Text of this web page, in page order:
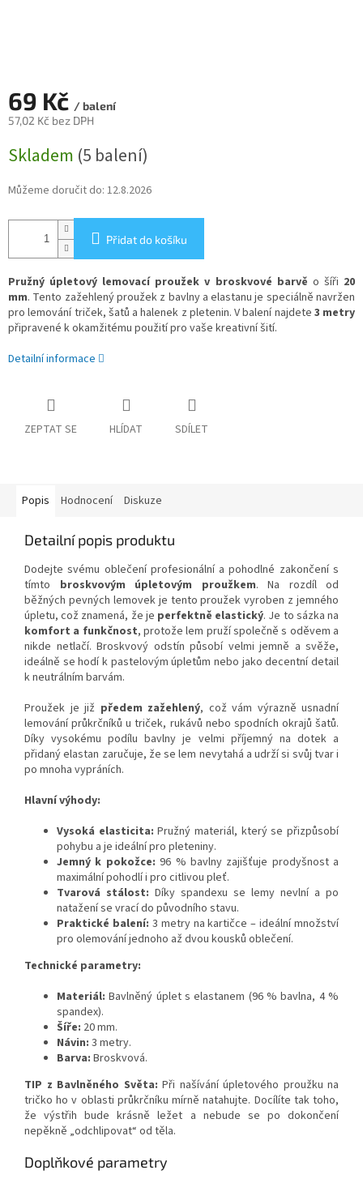
69 Kč / balení
57,02 Kč bez DPH
cena:
Skladem (5 balení)
Můžeme doručit do: 12.8.2026
Přidat do košíku
Pružný úpletový lemovací proužek v broskvové barvě o šíři 20
mm. Tento zažehlený proužek z bavlny a elastanu je speciálně navržen
pro lemování triček, šatů a halenek z pletenin. V balení najdete 3 metry
připravené k okamžitému použití pro vaše kreativní šití.
Detailní informace
ZEPTAT SE HLÍDAT SDÍLET
Popis Hodnocení Diskuze
Detailní popis produktu
Dodejte svému oblečení profesionální a pohodlné zakončení s
tímto broskvovým úpletovým proužkem. Na rozdíl od
běžných pevných lemovek je tento proužek vyroben z jemného
úpletu, což znamená, že je perfektně elastický. Je to sázka na
komfort a funkčnost, protože lem pruží společně s oděvem a
nikde netlačí. Broskvový odstín působí velmi jemně a svěže,
ideálně se hodí k pastelovým úpletům nebo jako decentní detail
k neutrálním barvám.
Proužek je již předem zažehlený, což vám výrazně usnadní
lemování průkrčníků u triček, rukávů nebo spodních okrajů šatů.
Díky vysokému podílu bavlny je velmi příjemný na dotek a
přidaný elastan zaručuje, že se lem nevytahá a udrží si svůj tvar i
po mnoha vypráních.
Hlavní výhody:
Vysoká elasticita: Pružný materiál, který se přizpůsobí
pohybu a je ideální pro pleteniny.
Jemný k pokožce: 96 % bavlny zajišťuje prodyšnost a
maximální pohodlí i pro citlivou pleť.
Tvarová stálost: Díky spandexu se lemy nevlní a po
natažení se vrací do původního stavu.
Praktické balení: 3 metry na kartičce – ideální množství
pro olemování jednoho až dvou kousků oblečení.
Technické parametry:
Materiál: Bavlněný úplet s elastanem (96 % bavlna, 4 %
spandex).
Šíře: 20 mm.
Návin: 3 metry.
Barva: Broskvová.
TIP z Bavlněného Světa: Při našívání úpletového proužku na
tričko ho v oblasti průkrčníku mírně natahujte. Docílíte tak toho,
že výstřih bude krásně ležet a nebude se po dokončení
nepěkně „odchlipovat“ od těla.
Doplňkové parametry